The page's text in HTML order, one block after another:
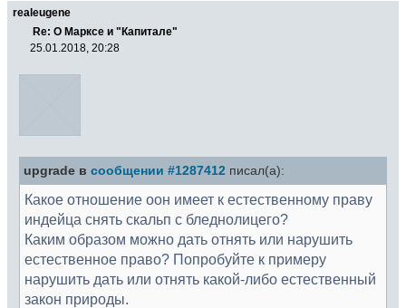
realeugene
Re: О Марксе и "Капитале"
25.01.2018, 20:28
upgrade в сообщении #1287412 писал(а):
Какое отношение оон имеет к естественному праву
индейца снять скальп с бледнолицего?
Каким образом можно дать отнять или нарушить
естественное право? Попробуйте к примеру
нарушить дать или отнять какой-либо естественный
закон природы.